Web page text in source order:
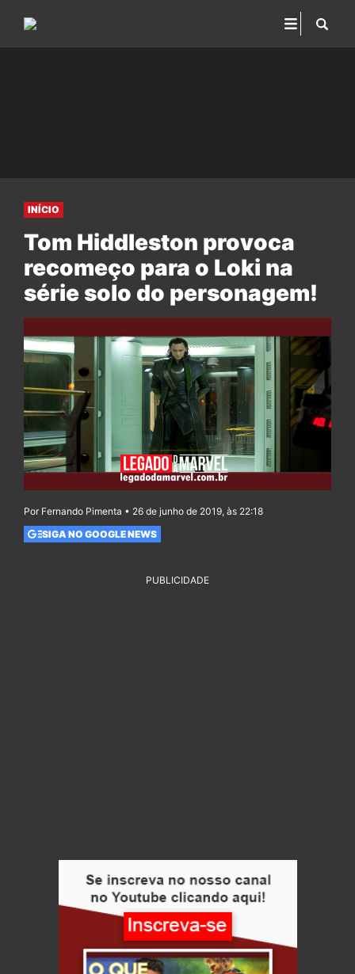
INÍCIO
Tom Hiddleston provoca
recomeço para o Loki na
série solo do personagem!
Por Fernando Pimenta • 26 de junho de 2019, às 22:18
SIGA NO GOOGLE NEWS
PUBLICIDADE